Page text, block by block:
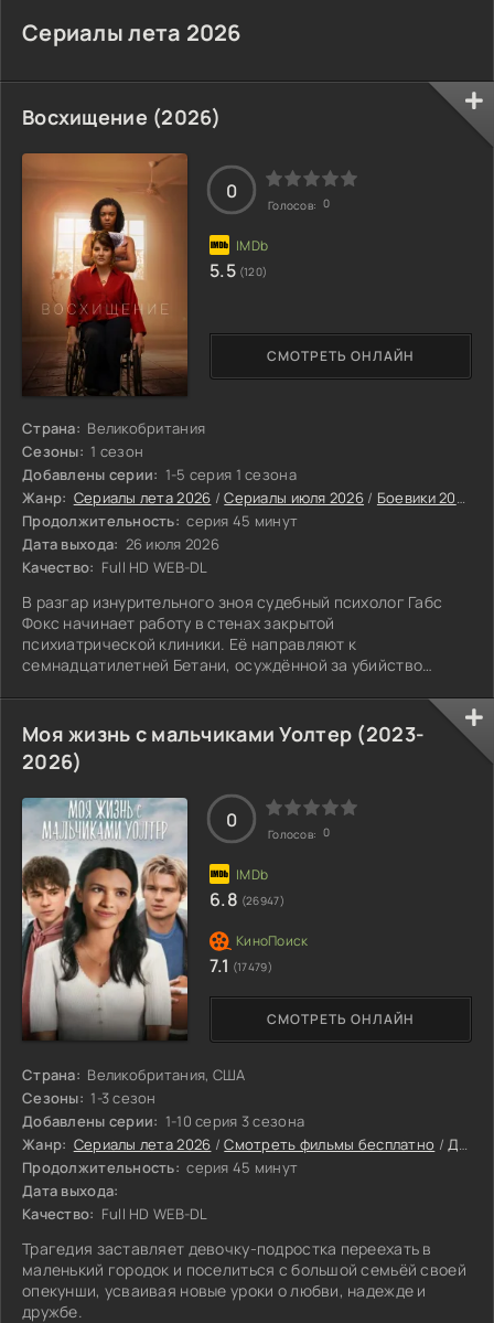
Сериалы лета 2026
Восхищение (2026)
Страна: Великобритания
Сезоны: 1 сезон
Добавлены серии: 1-5 серия 1 сезона
Жанр: Сериалы лета 2026 /Сериалы июля 2026 / Боевики 2026
Продолжительность: серия 45 минут
Дата выхода: 26 июля 2026
Качество: Full HD WEB-DL
В разгар изнурительного зноя судебный психолог Габс
Фокс начинает работу в стенах закрытой
психиатрической клиники. Её направляют к
семнадцатилетней Бетани, осуждённой за убийство
заявляет, что обладает странным даром — она видит
грядущие катастрофы до того, как они случаются.
Расследуя это заявление, Габс оказывается на распутье:
рассматривать слова Бетани как симптом расстройства
или как реальный сигнал о надвигающейся угрозе. К
каким
СМОТРЕТЬ ОНЛАЙН
0
Голосов: 0
5.5 (120)
Моя жизнь с мальчиками Уолтер (2023-
2026)
Страна: Великобритания, США
Сезоны: 1-3 сезон
Добавлены серии: 1-10 серия 3 сезона
Жанр: Сериалы лета 2026 /Смотреть фильмы бесплатно /Драмы 2026
Продолжительность: серия 45 минут
Дата выхода:
Качество: Full HD WEB-DL
Трагедия заставляет девочку-подростка переехать в
маленький городок и поселиться с большой семьёй своей
опекунши, усваивая новые уроки о любви, надежде и
дружбе.
СМОТРЕТЬ ОНЛАЙН
0
Голосов: 0
6.8 (26947)
7.1 (17479)